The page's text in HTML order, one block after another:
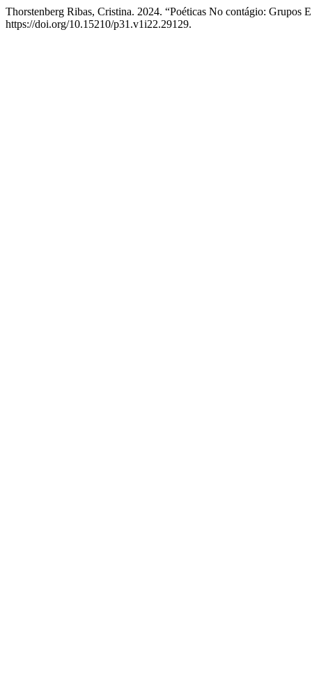
Thorstenberg Ribas, Cristina. 2024. “Poéticas No contágio: Grupos
https://doi.org/10.15210/p31.v1i22.29129.